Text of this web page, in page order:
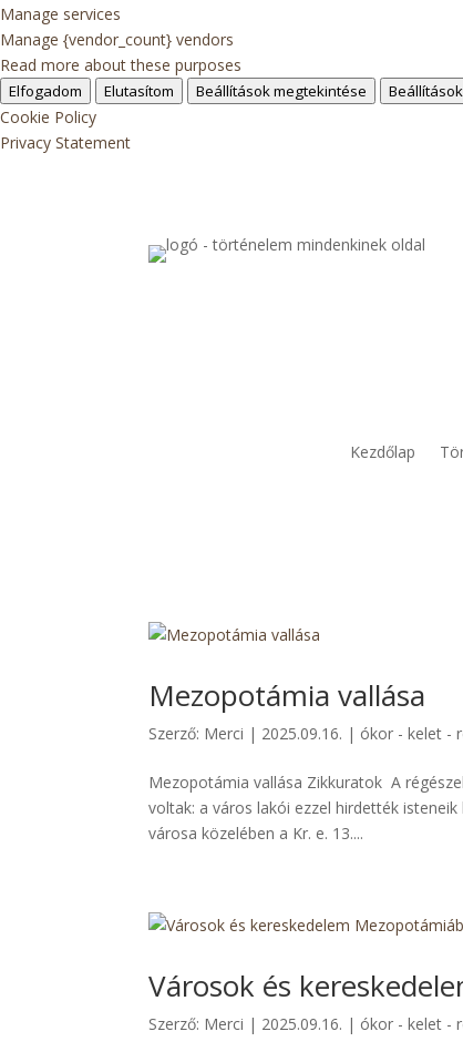
Manage services
Manage {vendor_count} vendors
Read more about these purposes
Elfogadom Elutasítom Beállítások megtekintése
Cookie Policy
Privacy Statement
Kezdőlap
Mezopotámia vallása
Szerző: Merci | 2025.09.16. | ókor - kelet -
Mezopotámia vallása Zikkuratok A
voltak: a város lakói ezzel hirdették
városa közelében a Kr. e. 13....
Városok és
Szerző: Merci | 2025.09.16. | ókor - kelet -